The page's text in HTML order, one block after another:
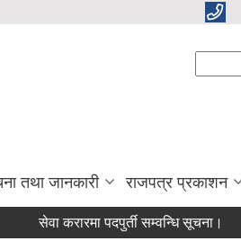
तथा जानकारी राजपत्र प्रकाशन
सेवा करारमा पदपुर्ती सम्वन्धि सूचना।